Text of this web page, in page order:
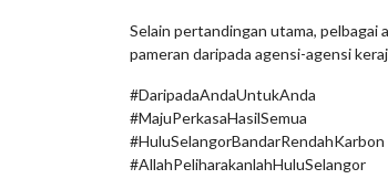
Selain pertandingan utama, pelbagai
pameran daripada agensi-agensi
#DaripadaAndaUntukAnda
#MajuPerkasaHasilSemua
#HuluSelangorBandarRendahKarbon
#AllahPeliharakanlahHuluSelangor